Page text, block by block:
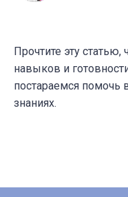
Прочтите эту
навыков и
постараемся помочь
знаниях.